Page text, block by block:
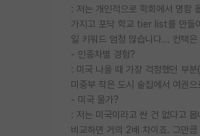
: 저는 개인적으로 학회에서 명함
가지고 포닥 학교 tier list를 만들
일 키워드 엄청 많습니다... 컨택
- 인종차별 경험?
: 미국 나올 때 가장 걱정했던 부
미중부 작은 도시 술집에서 여권
- 미국 물가?
: 저는 미국이라고 싼 건 없다고
비교하면 거의 2배 차이죠. 그만